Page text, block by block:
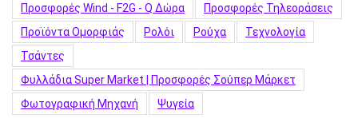
Προσφορές Wind - F2G - Q Δώρα
Προσφορές Τηλεοράσεις
Προϊόντα Ομορφιάς
Ρολόι Ρούχα
Τεχνολογία
Τσάντες
Φυλλάδια Super Market | Προσφορές Σούπερ Μάρκετ
Φωτογραφική Μηχανή
Ψυγεία